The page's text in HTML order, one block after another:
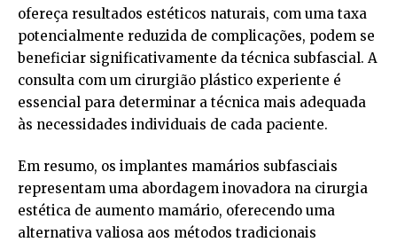
ofereça resultados estéticos naturais, com uma taxa
potencialmente reduzida de complicações, podem se
beneficiar significativamente da técnica subfascial. A
consulta com um cirurgião plástico experiente é
essencial para determinar a técnica mais adequada
às necessidades individuais de cada paciente.
Em resumo, os implantes mamários subfasciais
representam uma abordagem inovadora na cirurgia
estética de aumento mamário, oferecendo uma
alternativa valiosa aos métodos tradicionais